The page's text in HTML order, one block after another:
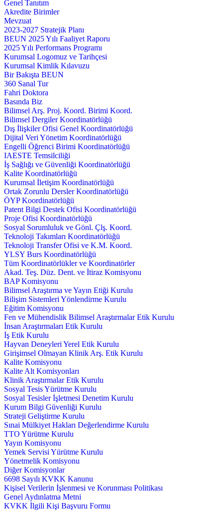
Genel Tanıtım
Akredite Birimler
Mevzuat
2023-2027 Stratejik Planı
BEUN 2025 Yılı Faaliyet Raporu
2025 Yılı Performans Programı
Kurumsal Logomuz ve Tarihçesi
Kurumsal Kimlik Kılavuzu
Bir Bakışta BEUN
360 Sanal Tur
Fahri Doktora
Basında Biz
Bilimsel Arş. Proj. Koord. Birimi Koord.
Bilimsel Dergiler Koordinatörlüğü
Dış İlişkiler Ofisi Genel Koordinatörlüğü
Dijital Veri Yönetim Koordinatörlüğü
Engelli Öğrenci Birimi Koordinatörlüğü
IAESTE Temsilciliği
İş Sağlığı ve Güvenliği Koordinatörlüğü
Kalite Koordinatörlüğü
Kurumsal İletişim Koordinatörlüğü
Ortak Zorunlu Dersler Koordinatörlüğü
ÖYP Koordinatörlüğü
Patent Bilgi Destek Ofisi Koordinatörlüğü
Proje Ofisi Koordinatörlüğü
Sosyal Sorumluluk ve Gönl. Çlş. Koord.
Teknoloji Takımları Koordinatörlüğü
Teknoloji Transfer Ofisi ve K.M. Koord.
YLSY Burs Koordinatörlüğü
Tüm Koordinatörlükler ve Koordinatörler
Akad. Teş. Düz. Dent. ve İtiraz Komisyonu
BAP Komisyonu
Bilimsel Araştırma ve Yayın Etiği Kurulu
Bilişim Sistemleri Yönlendirme Kurulu
Eğitim Komisyonu
Fen ve Mühendislik Bilimsel Araştırmalar Etik Kurulu
İnsan Araştırmaları Etik Kurulu
İş Etik Kurulu
Hayvan Deneyleri Yerel Etik Kurulu
Girişimsel Olmayan Klinik Arş. Etik Kurulu
Kalite Komisyonu
Kalite Alt Komisyonları
Klinik Araştırmalar Etik Kurulu
Sosyal Tesis Yürütme Kurulu
Sosyal Tesisler İşletmesi Denetim Kurulu
Kurum Bilgi Güvenliği Kurulu
Strateji Geliştirme Kurulu
Sınai Mülkiyet Hakları Değerlendirme Kurulu
TTO Yürütme Kurulu
Yayın Komisyonu
Yemek Servisi Yürütme Kurulu
Yönetmelik Komisyonu
Diğer Komisyonlar
6698 Sayılı KVKK Kanunu
Kişisel Verilerin İşlenmesi ve Korunması Politikası
Genel Aydınlatma Metni
KVKK İlgili Kişi Başvuru Formu